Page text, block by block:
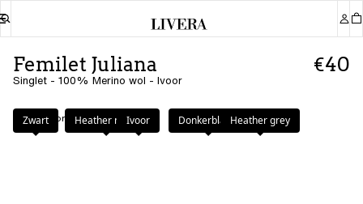
Femilet Juliana
Singlet - 100% Merino wol - Ivoor
€40
Kleur: Ivoor
Zwart Heather nudeIvoor DonkerblauwHeather grey